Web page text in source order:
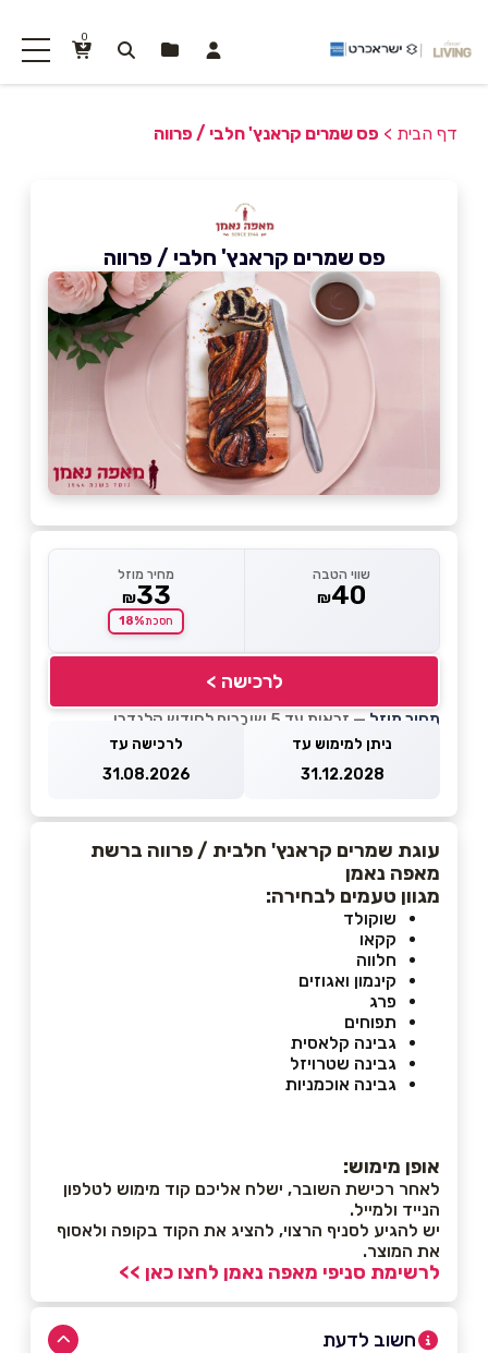
0
דף הבית > פס שמרים קראנץ' חלבי / פרווה
פס שמרים קראנץ' חלבי / פרווה
שווי הטבה
₪40
מחיר מוזל
₪33
חסכת18%
לרכישה >
מחיר מוזל — זכאות עד 5 שוברים לחודש קלנדרי
ניתן למימוש עד
31.12.2028
לרכישה עד
31.08.2026
עוגת שמרים קראנץ' חלבית / פרווה ברשת
מאפה נאמן
מגוון טעמים לבחירה:
שוקולד
קקאו
חלווה
קינמון ואגוזים
פרג
תפוחים
גבינה קלאסית
גבינה שטרויזל
גבינה אוכמניות
אופן מימוש:
לאחר רכישת השובר, ישלח אליכם קוד מימוש לטלפון
הנייד ולמייל.
יש להגיע לסניף הרצוי, להציג את הקוד בקופה ולאסוף
את המוצר.
לרשימת סניפי מאפה נאמן לחצו כאן >>
חשוב לדעת